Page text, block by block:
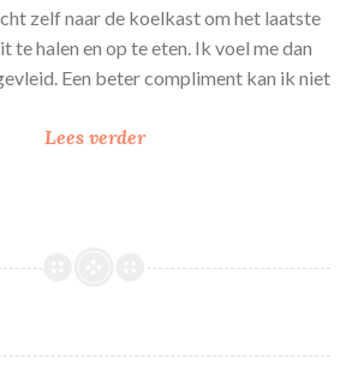
zelf naar de koelkast om het laatste
te halen en op te eten. Ik voel me dan
Een beter compliment kan ik niet
Lees verderL